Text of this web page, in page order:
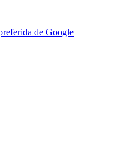
de Google